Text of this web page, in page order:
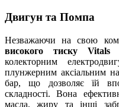
Двигун та Помпа
Незважаючи на свою
високого тиску Vitals
колекторним
плунжерним аксіальним
бар, що дозволяє їй
складності. Вона
масла, жиру та інші